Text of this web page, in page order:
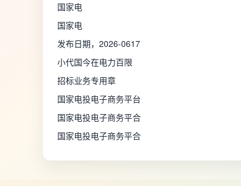
国家电
国家电
发布日期，2026-0617
小代国今在电力百限
招标业务专用章
国家电投电子商务平台
国家电投电子商务平合
国家电投电子商务平合